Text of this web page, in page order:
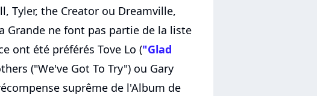
Tyler, the Creator ou Dreamville,
Grande ne font pas partie de la liste
ont été préférés Tove Lo ("Glad
("We've Got To Try") ou Gary
suprême de l'Album de